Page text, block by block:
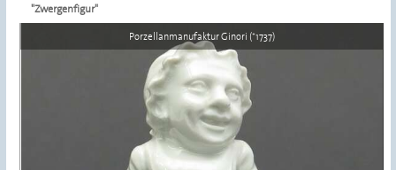
"Zwergenfigur"
Porzellanmanufaktur Ginori (*1737)